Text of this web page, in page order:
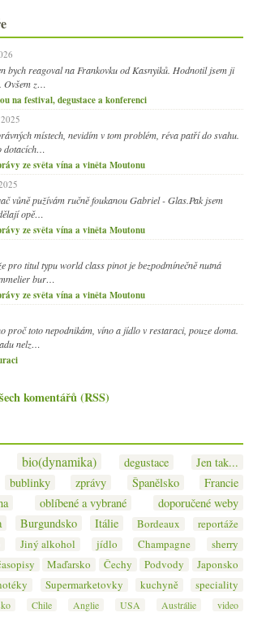
bych reagoval na Frankovku od Kasnyiků. Hodnotil jsem ji
Ovšem z…
na festival, degustace a konferenci
místech, nevidím v tom problém, réva patří do svahu.
dotacích…
ze světa vína a viněta Moutonu
vůně pužívám ručně foukanou Gabriel - Glas.Pak jsem
opě…
ze světa vína a viněta Moutonu
pro titul typu world class pinot je bezpodmínečně nutná
bur…
ze světa vína a viněta Moutonu
proč toto nepodnikám, víno a jídlo v restaraci, pouze doma.
nelz…
komentářů (RSS)
bio(dynamika) degustace
Jen tak...
bublinky zprávy Španělsko
Francie
oblíbené a vybrané
doporučené weby
Burgundsko Itálie Bordeaux
reportáže
Jiný alkohol jídlo Champagne
sherry
Maďarsko Čechy Podvody
Japonsko
Supermarketovky kuchyně
speciality
Chile Anglie USA Austrálie video